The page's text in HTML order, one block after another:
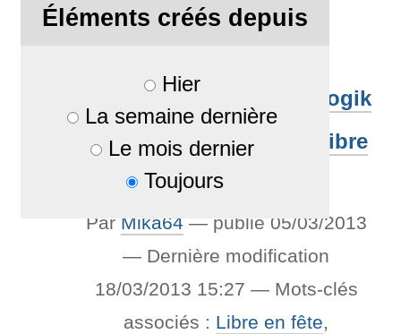
Éléments créés depuis
Hier
La semaine dernière
Le mois dernier
Toujours
voici un résumé.
Actualités
Domotique libre avec Domogik
à la Cyber-Base de Pau - Libre
en fête - le 22 mars
Par Mika64 — publié 05/03/2013
— Dernière modification
18/03/2013 15:27 — Mots-clés
associés : Libre en fête,